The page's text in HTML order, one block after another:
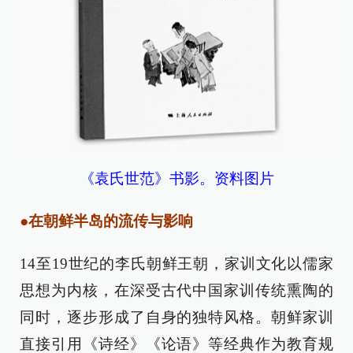
《袁氏世范》书影。资料图片
●在朝鲜半岛的流传与影响
14至19世纪的李氏朝鲜王朝，家训文化以儒家
思想为内核，在深受古代中国家训传统熏陶的
同时，逐步形成了自身的独特风格。朝鲜家训
直接引用《诗经》《论语》等经典作为教育规